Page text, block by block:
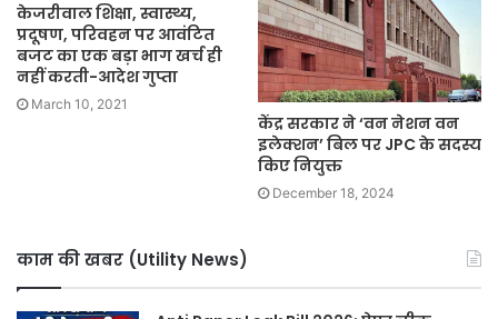
केजरीवाल शिक्षा, स्वास्थ्य,
प्रदूषण, परिवहन पर आवंटित
बजट का एक बड़ा भाग खर्च ही
नहीं करती-आदेश गुप्ता
March 10, 2021
केंद्र सरकार ने ‘वन नेशन वन
इलेक्शन’ बिल पर JPC के सदस्य
किए नियुक्त
December 18, 2024
काम की खबर (Utility News)